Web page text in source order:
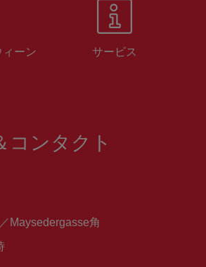
ーン サービス
コンタクト
Maysedergasse角